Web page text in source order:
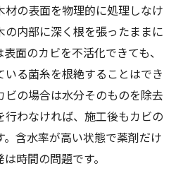
の表面を物理的に処理しなけ
内部に深く根を張ったままに
面のカビを不活化できても、
る菌糸を根絶することはでき
ビの場合は水分そのものを除去
行わなければ、施工後もカビの
含水率が高い状態で薬剤だけ
時間の問題です。